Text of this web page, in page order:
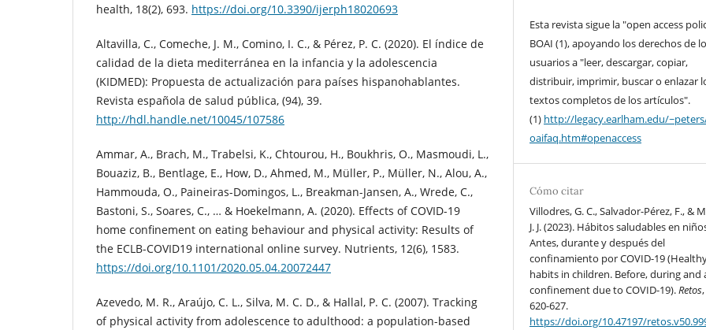
health, 18(2), 693. https://doi.org/10.3390/ijerph18020693
Altavilla, C., Comeche, J. M., Comino, I. C., & Pérez, P. C. (2020). El índice de
calidad de la dieta mediterránea en la infancia y la adolescencia
(KIDMED): Propuesta de actualización para países hispanohablantes.
Revista española de salud pública, (94), 39.
http://hdl.handle.net/10045/107586
Ammar, A., Brach, M., Trabelsi, K., Chtourou, H., Boukhris, O., Masmoudi, L.,
Bouaziz, B., Bentlage, E., How, D., Ahmed, M., Müller, P., Müller, N., Alou, A.,
Hammouda, O., Paineiras-Domingos, L., Breakman-Jansen, A., Wrede, C.,
Bastoni, S., Soares, C., … & Hoekelmann, A. (2020). Effects of COVID-19
home confinement on eating behaviour and physical activity: Results of
the ECLB-COVID19 international online survey. Nutrients, 12(6), 1583.
https://doi.org/10.1101/2020.05.04.20072447
Azevedo, M. R., Araújo, C. L., Silva, M. C. D., & Hallal, P. C. (2007). Tracking
of physical activity from adolescence to adulthood: a population-based
Esta revista sigue la "open access
BOAI (1), apoyando los derechos de
usuarios a "leer, descargar, copiar,
distribuir, imprimir, buscar o enlazar
textos completos de los artículos".
(1) http://legacy.earlham.edu/
oaifaq.htm#openaccess
Cómo citar
Villodres, G. C., Salvador-Pérez, F., &
J. J. (2023). Hábitos saludables en
Antes, durante y después del
confinamiento por COVID-19
habits in children. Before, during and
confinement due to COVID-19).Retos
620-627.
https://doi.org/10.47197/